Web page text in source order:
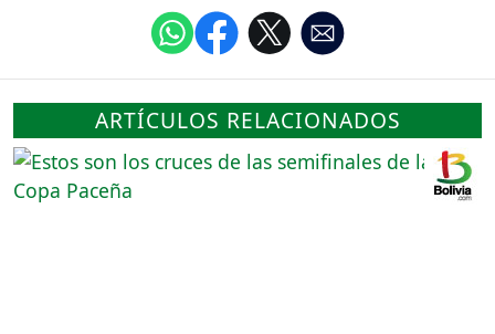
ARTÍCULOS RELACIONADOS